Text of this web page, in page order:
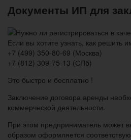
Документы ИП для
Если вы хотите узнать, как
+7 (499) 350-80-69 (Москва)
+7 (812) 309-75-13 (СПб)
Это быстро и бесплатно !
Заключение договора аренды
коммерческой деятельности.
При этом предприниматель может
образом оформляется